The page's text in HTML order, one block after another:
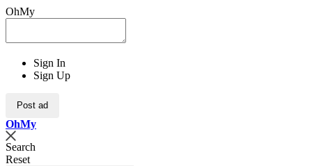
OhMy
Sign In
Sign Up
Post ad
OhMy
Search
Reset